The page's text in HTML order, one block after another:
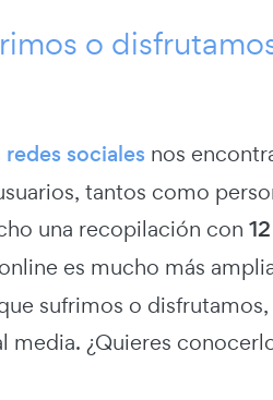
o
redes sociales nos
tantos como
una recopilación con
es mucho más
sufrimos o disfrutamos,
media. ¿Quieres